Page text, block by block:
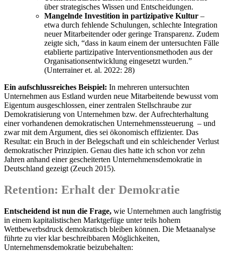
über strategisches Wissen und Entscheidungen.
Mangelnde Investition in partizipative Kultur –
etwa durch fehlende Schulungen, schlechte Integration
neuer Mitarbeitender oder geringe Transparenz. Zudem
zeigte sich, “dass in kaum einem der untersuchten Fälle
etablierte partizipative Interventionsmethoden aus der
Organisationsentwicklung eingesetzt wurden.”
(Unterrainer et. al. 2022: 28)
Ein aufschlussreiches Beispiel: In mehreren untersuchten
Unternehmen aus Estland wurden neue Mitarbeitende bewusst vom
Eigentum ausgeschlossen, einer zentralen Stellschraube zur
Demokratisierung von Unternehmen bzw. der Aufrechterhaltung
einer vorhandenen demokratischen Unternehmenssteuerung – und
zwar mit dem Argument, dies sei ökonomisch effizienter. Das
Resultat: ein Bruch in der Belegschaft und ein schleichender Verlust
demokratischer Prinzipien. Genau dies hatte ich schon vor zehn
Jahren anhand einer gescheiterten Unternehmensdemokratie in
Deutschland gezeigt (Zeuch 2015).
Retention: Erhalt der Demokratie
Entscheidend ist nun die Frage, wie Unternehmen auch langfristig
in einem kapitalistischen Marktgefüge unter teils hohem
Wettbewerbsdruck demokratisch bleiben können. Die Metaanalyse
führte zu vier klar beschreibbaren Möglichkeiten,
Unternehmensdemokratie beizubehalten: